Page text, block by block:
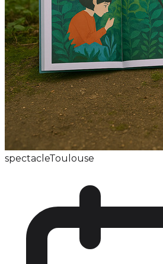
spectacleToulouse